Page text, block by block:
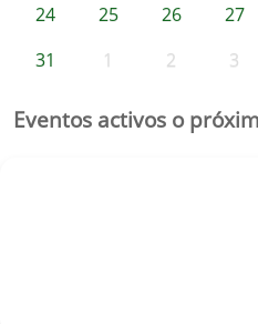
24 25 26 27
31
1 2 3
Eventos activos o